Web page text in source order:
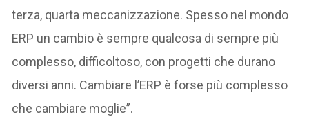
terza, quarta meccanizzazione. Spesso nel mondo
ERP un cambio è sempre qualcosa di sempre più
complesso, difficoltoso, con progetti che durano
diversi anni. Cambiare l’ERP è forse più complesso
che cambiare moglie”.